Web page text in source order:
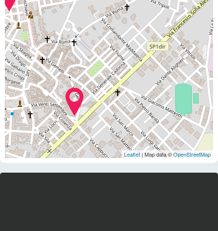
Leaflet| Map data ©OpenStreetMap